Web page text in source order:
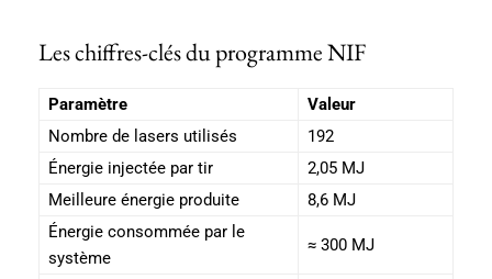
Les chiffres-clés du programme NIF
Paramètre
Valeur
Nombre de lasers utilisés
192
Énergie injectée par tir
2,05 MJ
Meilleure énergie produite
8,6 MJ
Énergie consommée par le
système
≈ 300 MJ